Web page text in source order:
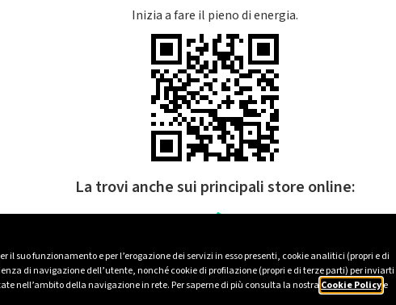
il suo funzionamento e per l’erogazione dei servizi in esso presenti, cookie analitici (propri e di
di navigazione dell’utente, nonché cookie di profilazione (propri e di terze parti) per inviarti
nell’ambito della navigazione in rete. Per saperne di più consulta la nostra Cookie Policye
Inizia a fare il pieno di energia.
La trovi anche sui principali store online: